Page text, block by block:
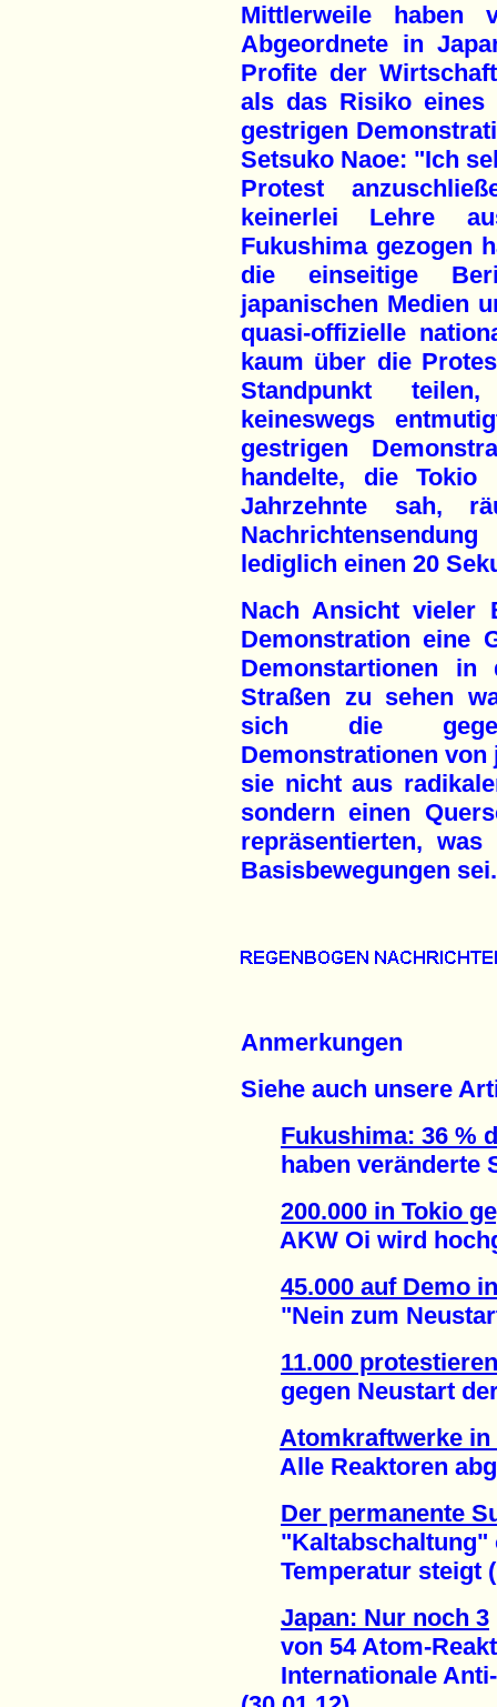
Mittlerweile haben
Abgeordnete in
Profite der
als das Risiko eines
gestrigen
Setsuko Naoe: "Ich
Protest
keinerlei Lehre
Fukushima gezogen
die einseitige
japanischen Medien
quasi-offizielle
kaum über die
Standpunkt
keineswegs
gestrigen
handelte, die Tokio
Jahrzehnte sah,
lediglich einen 20
Nach Ansicht vieler
Demonstration eine
Demonstartionen in
Straßen zu sehen
sich die
Demonstrationen von
sie nicht aus
sondern einen
repräsentierten,
Basisbewegungen sei.
Anmerkungen
Siehe auch unsere
Fukushima: 36 %
haben veränderte
200.000 in Tokio
AKW Oi wird
45.000 auf Demo
"Nein zum Neustart
11.000
gegen Neustart der
Atomkraftwerke in
Alle Reaktoren
Der permanente
"Kaltabschaltung"
Temperatur steigt
Japan: Nur noch 3
von 54 Atom-
Internationale Anti-